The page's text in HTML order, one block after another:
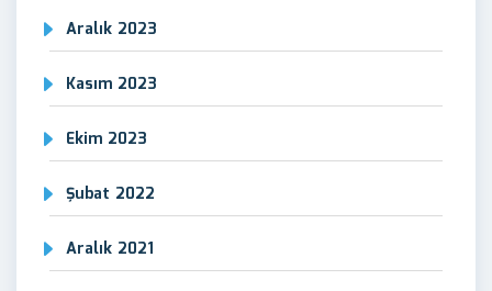
Aralık 2023
Kasım 2023
Ekim 2023
Şubat 2022
Aralık 2021